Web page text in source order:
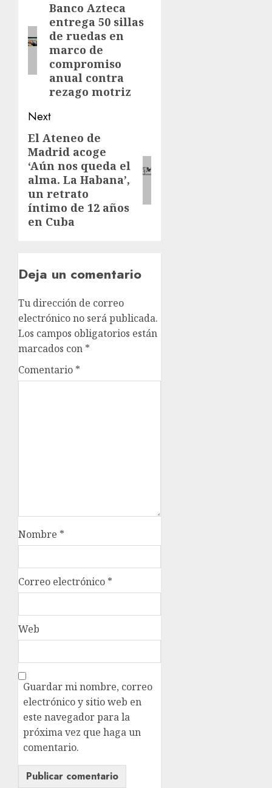
Banco Azteca
entrega 50 sillas
de ruedas en
marco de
compromiso
anual contra
rezago motriz
Next
El Ateneo de
Madrid acoge
‘Aún nos queda el
alma. La Habana’,
un retrato
íntimo de 12 años
en Cuba
Deja un comentario
Tu dirección de correo
electrónico no será publicada.
Los campos obligatorios están
marcados con *
Comentario *
Nombre *
Correo electrónico *
Web
Guardar mi nombre, correo
electrónico y sitio web en
este navegador para la
próxima vez que haga un
comentario.